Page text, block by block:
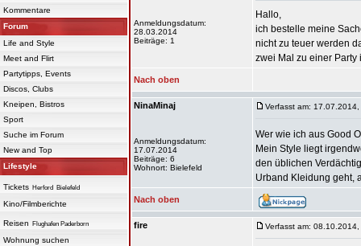
Kommentare
Forum
Life and Style
Meet and Flirt
Partytipps, Events
Discos, Clubs
Kneipen, Bistros
Sport
Suche im Forum
New and Top
Lifestyle
Tickets Herford Bielefeld
Kino/Filmberichte
Reisen Flughafen Paderborn
Wohnung suchen
Anmeldungsdatum:
28.03.2014
Beiträge: 1
Hallo,
ich bestelle meine
nicht zu teuer werden
zwei Mal zu einer Party
Nach oben
NinaMinaj
Anmeldungsdatum:
17.07.2014
Beiträge: 6
Wohnort: Bielefeld
Verfasst am:
Wer wie ich aus Good
Mein Style liegt
den üblichen
Urband Kleidung geht,
Nach oben
fire Verfasst am: